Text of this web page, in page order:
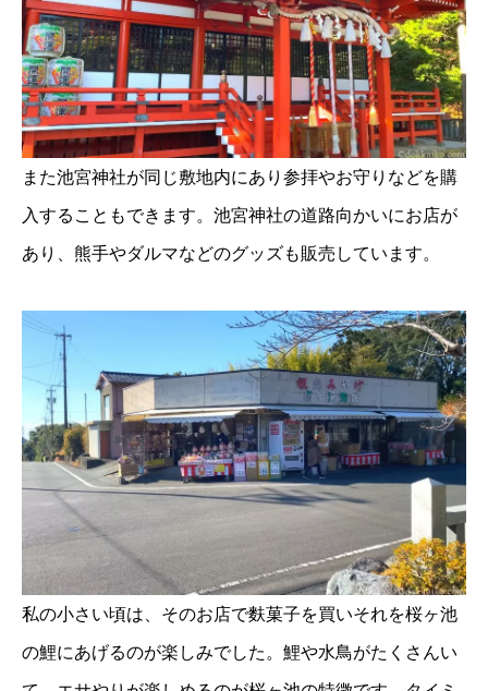
また池宮神社が同じ敷地内にあり参拝やお守りなどを購
入することもできます。池宮神社の道路向かいにお店が
あり、熊手やダルマなどのグッズも販売しています。
私の小さい頃は、そのお店で麩菓子を買いそれを桜ヶ池
の鯉にあげるのが楽しみでした。鯉や水鳥がたくさんい